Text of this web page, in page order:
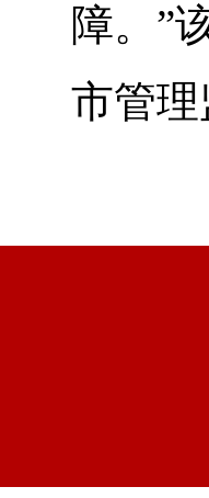
障。”
市管